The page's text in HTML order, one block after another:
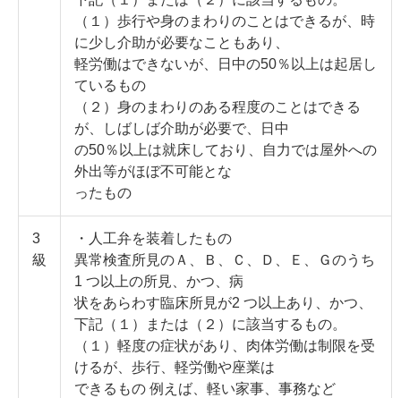
（１）歩行や身のまわりのことはできるが、時
に少し介助が必要なこともあり、
軽労働はできないが、日中の50％以上は起居し
ているもの
（２）身のまわりのある程度のことはできる
が、しばしば介助が必要で、日中
の50％以上は就床しており、自力では屋外への
外出等がほぼ不可能とな
ったもの
3
級
・人工弁を装着したもの
異常検査所見のＡ、Ｂ、Ｃ、Ｄ、Ｅ、Ｇのうち
1 つ以上の所見、かつ、病
状をあらわす臨床所見が2 つ以上あり、かつ、
下記（１）または（２）に該当するもの。
（１）軽度の症状があり、肉体労働は制限を受
けるが、歩行、軽労働や座業は
できるもの 例えば、軽い家事、事務など